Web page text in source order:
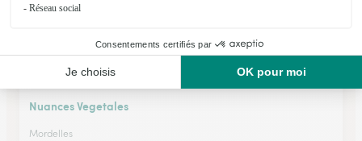
Nuances Vegetales
Mordelles